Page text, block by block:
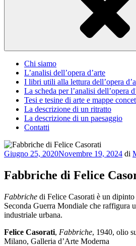
Chi siamo
L’analisi dell’opera d’arte
I libri utili alla lettura dell’opera
La scheda per l’analisi dell’opera
Tesi e tesine di arte e mappe
La descrizione di un ritratto
La descrizione di un paesaggio
Contatti
Pubblicato
Giugno 25, 2020Novembre 19, 2024 di
Fabbriche di Felice
Fabbriche di Felice Casorati è un
Seconda Guerra Mondiale che raffigura
industriale urbana.
Felice Casorati, Fabbriche, 1940, olio
Milano, Galleria d’Arte Moderna